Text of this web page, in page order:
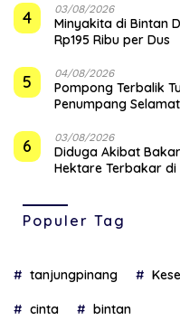
4 03/08/2026
Minyakita di Bintan
Rp195 Ribu per Dus
5 04/08/2026
Pompong Terbalik
Penumpang Selamat
6 03/08/2026
Diduga Akibat
Hektare Terbakar
Populer Tag
tanjungpinang
cinta bintan